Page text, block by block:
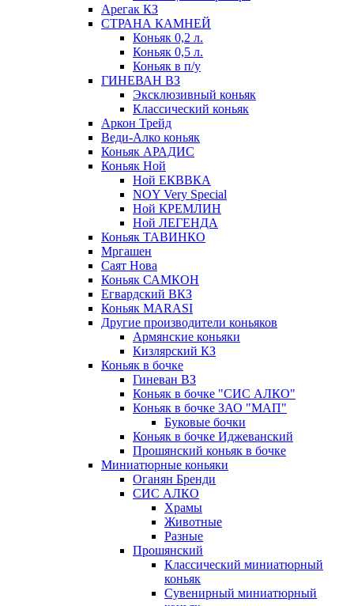
Арегак КЗ
СТРАНА КАМНЕЙ
Коньяк 0,2 л.
Коньяк 0,5 л.
Коньяк в п/у
ГИНЕВАН ВЗ
Эксклюзивный коньяк
Классический коньяк
Аркон Трейд
Веди-Алко коньяк
Коньяк АРАДИС
Коньяк Ной
Ной ЕКВВКА
NOY Very Special
Ной КРЕМЛИН
Ной ЛЕГЕНДА
Коньяк ТАВИНКО
Мргашен
Саят Нова
Коньяк САМКОН
Егвардский ВКЗ
Коньяк MARASI
Другие производители коньяков
Армянские коньяки
Кизлярский КЗ
Коньяк в бочке
Гиневан ВЗ
Коньяк в бочке "СИС АЛКО"
Коньяк в бочке ЗАО "МАП"
Буковые бочки
Коньяк в бочке Иджеванский
Прошянский коньяк в бочке
Миниатюрные коньяки
Оганян Бренди
СИС АЛКО
Храмы
Животные
Разные
Прошянский
Классический миниатюрный
коньяк
Сувенирный миниатюрный